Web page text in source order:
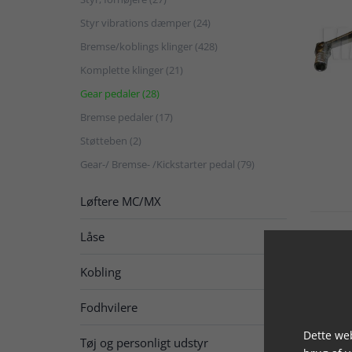
Styr vibrations dæmper (24)
Bremse/koblings klinger (428)
Komplette klinger (21)
Gear pedaler (28)
Bremse pedaler (17)
Støtteben (2)
Gear-/ Bremse- /Kickstarter pedal (79)
Løftere MC/MX
Låse
Kobling
Fodhvilere
Tøj og personligt udstyr
Dette